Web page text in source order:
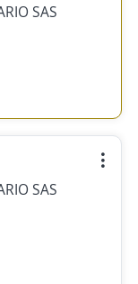
SAS
SAS